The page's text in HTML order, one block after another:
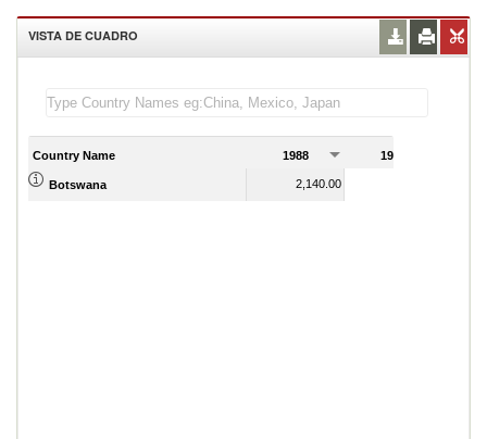
VISTA DE CUADRO
Country Name 1988 1989
Botswana 2,140.00